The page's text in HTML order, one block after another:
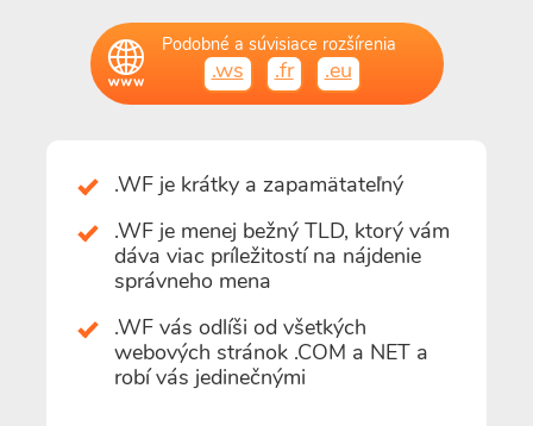
Podobné a súvisiace rozšírenia
.ws .fr .eu
.WF je krátky a zapamätateľný
.WF je menej bežný TLD, ktorý vám
dáva viac príležitostí na nájdenie
správneho mena
.WF vás odlíši od všetkých
webových stránok .COM a NET a
robí vás jedinečnými